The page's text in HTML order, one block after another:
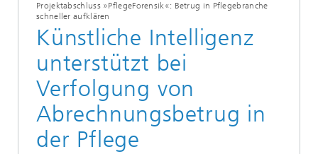
Projektabschluss »PflegeForensik«: Betrug in Pflegebranche
schneller aufklären
Künstliche Intelligenz
unterstützt bei
Verfolgung von
Abrechnungsbetrug in
der Pflege